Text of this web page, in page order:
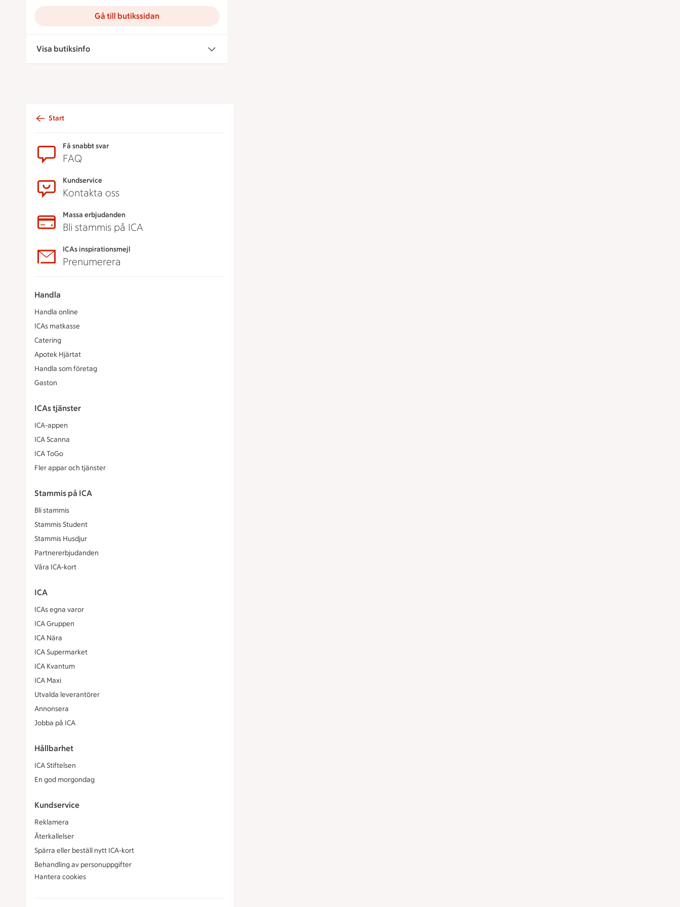
Gå till butikssidan
Visa butiksinfo
Start
Få snabbt svar
FAQ
Kundservice
Kontakta oss
Massa erbjudanden
Bli stammis på ICA
ICAs inspirationsmejl
Prenumerera
Handla
Handla online
ICAs matkasse
Catering
Apotek Hjärtat
Handla som företag
Gaston
ICAs tjänster
ICA-appen
ICA Scanna
ICA ToGo
Fler appar och tjänster
Stammis på ICA
Bli stammis
Stammis Student
Stammis Husdjur
Partnererbjudanden
Våra ICA-kort
ICA
ICAs egna varor
ICA Gruppen
ICA Nära
ICA Supermarket
ICA Kvantum
ICA Maxi
Utvalda leverantörer
Annonsera
Jobba på ICA
Hållbarhet
ICA Stiftelsen
En god morgondag
Kundservice
Reklamera
Återkallelser
Spärra eller beställ nytt ICA-kort
Behandling av personuppgifter
Hantera cookies